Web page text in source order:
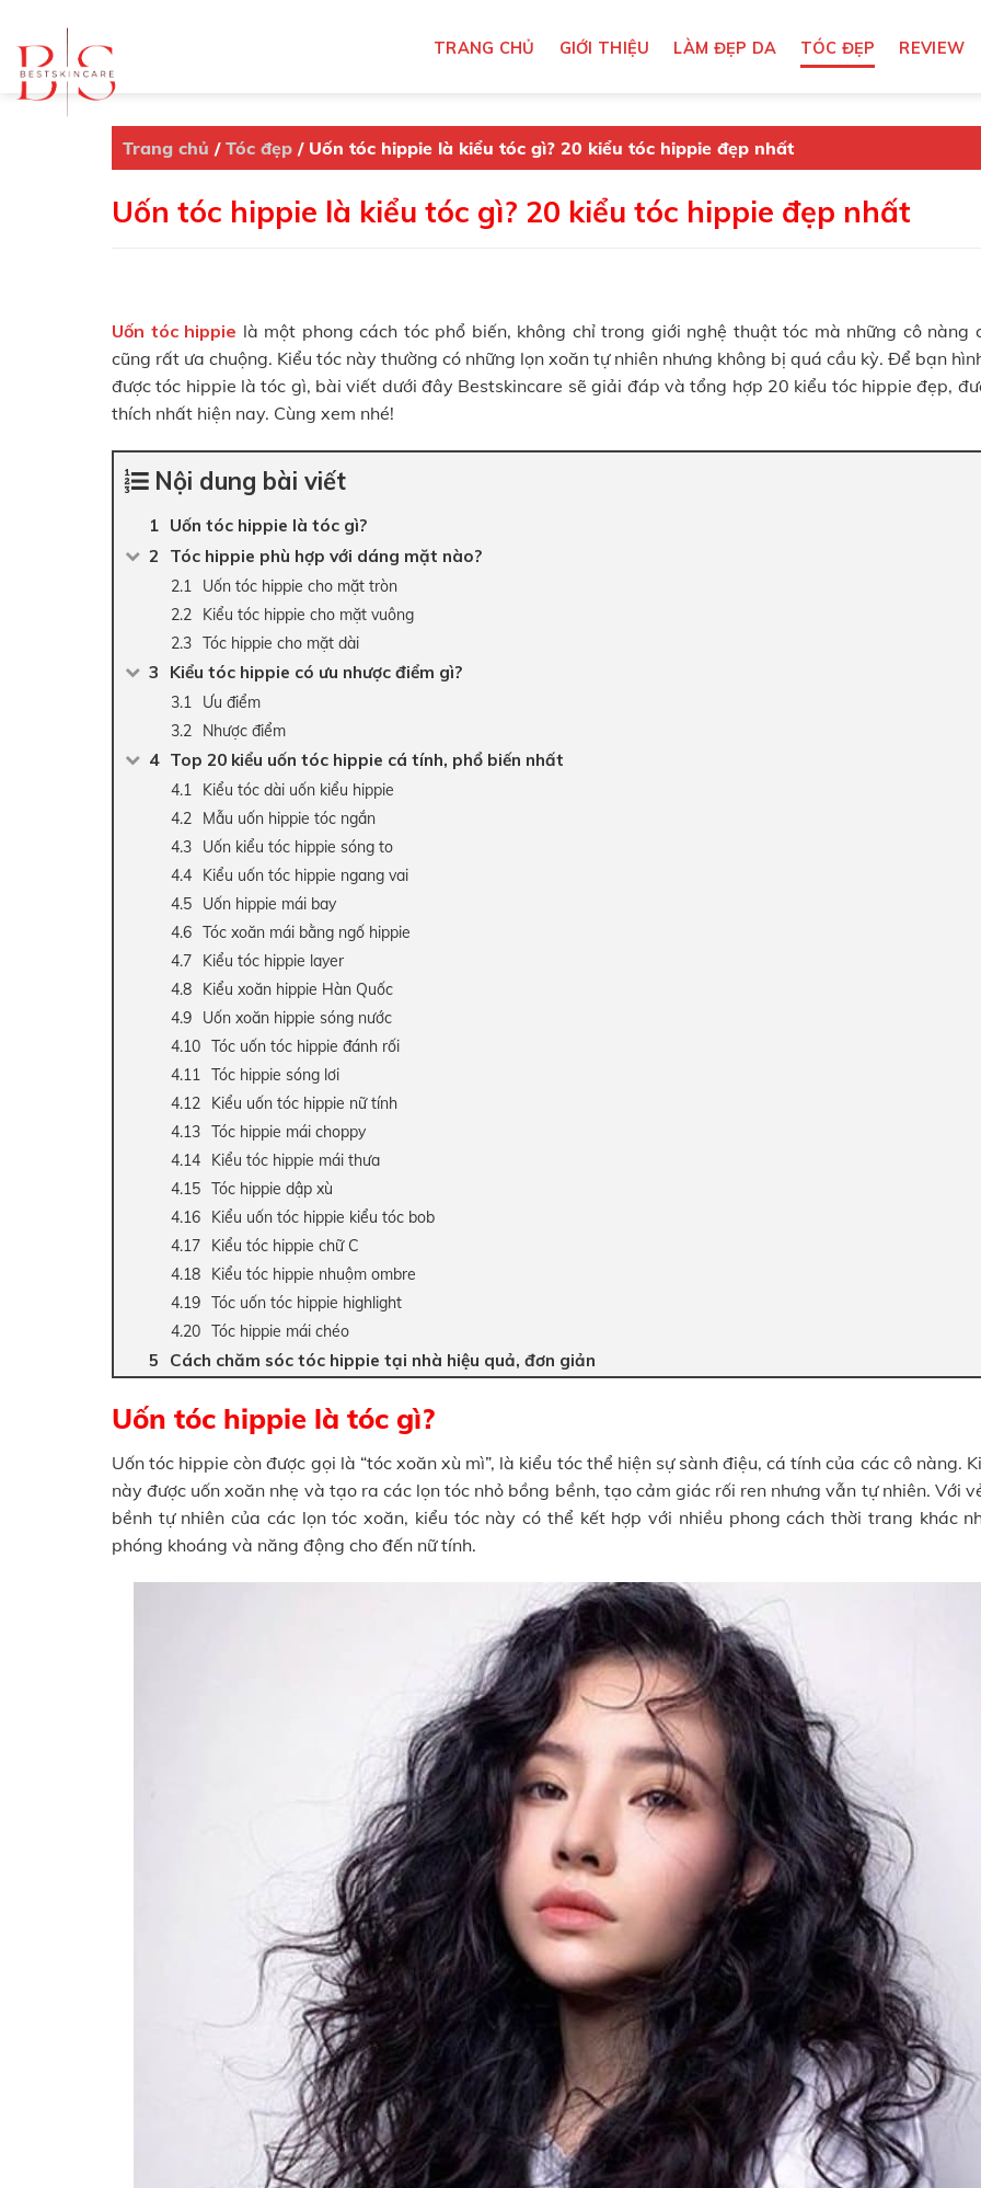
content
TRANG CHỦ GIỚI THIỆU LÀM ĐẸP DA TÓC ĐẸP REVIEW
Trang chủ / Tóc đẹp / Uốn tóc hippie là kiểu tóc gì? 20 kiểu tóc hippie đẹp nhất
Uốn tóc hippie là kiểu tóc gì? 20 kiểu tóc hippie đẹp nhất
Uốn tóc hippie là một phong cách tóc phổ biến, không chỉ trong giới nghệ thuật tóc mà những cô nàng
cũng rất ưa chuộng. Kiểu tóc này thường có những lọn xoăn tự nhiên nhưng không bị quá cầu kỳ. Để bạn
được tóc hippie là tóc gì, bài viết dưới đây Bestskincare sẽ giải đáp và tổng hợp 20 kiểu tóc hippie đẹp,
thích nhất hiện nay. Cùng xem nhé!
Nội dung bài viết
Uốn tóc hippie là tóc gì?
Tóc hippie phù hợp với dáng mặt nào?
Uốn tóc hippie cho mặt tròn
Kiểu tóc hippie cho mặt vuông
Tóc hippie cho mặt dài
Kiểu tóc hippie có ưu nhược điểm gì?
Ưu điểm
Nhược điểm
Top 20 kiểu uốn tóc hippie cá tính, phổ biến nhất
Kiểu tóc dài uốn kiểu hippie
Mẫu uốn hippie tóc ngắn
Uốn kiểu tóc hippie sóng to
Kiểu uốn tóc hippie ngang vai
Uốn hippie mái bay
Tóc xoăn mái bằng ngố hippie
Kiểu tóc hippie layer
Kiểu xoăn hippie Hàn Quốc
Uốn xoăn hippie sóng nước
Tóc uốn tóc hippie đánh rối
Tóc hippie sóng lơi
Kiểu uốn tóc hippie nữ tính
Tóc hippie mái choppy
Kiểu tóc hippie mái thưa
Tóc hippie dập xù
Kiểu uốn tóc hippie kiểu tóc bob
Kiểu tóc hippie chữ C
Kiểu tóc hippie nhuộm ombre
Tóc uốn tóc hippie highlight
Tóc hippie mái chéo
Cách chăm sóc tóc hippie tại nhà hiệu quả, đơn giản
Uốn tóc hippie là tóc gì?
Uốn tóc hippie còn được gọi là “tóc xoăn xù mì”, là kiểu tóc thể hiện sự sành điệu, cá tính của các cô nàng.
này được uốn xoăn nhẹ và tạo ra các lọn tóc nhỏ bồng bềnh, tạo cảm giác rối ren nhưng vẫn tự nhiên. Với
bềnh tự nhiên của các lọn tóc xoăn, kiểu tóc này có thể kết hợp với nhiều phong cách thời trang khác
phóng khoáng và năng động cho đến nữ tính.